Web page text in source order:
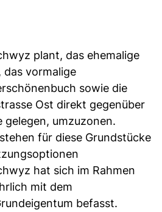
plant, das ehemalige
das vormalige
sowie die
Ost direkt gegenüber
gelegen, umzuzonen.
für diese Grundstücke
hat sich im Rahmen
mit dem
befasst.